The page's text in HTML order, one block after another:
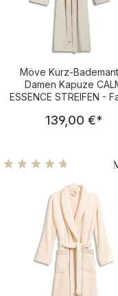
Möve Kurz-
Damen Kapuze
ESSENCE STREIFEN -
139,00 €*
Durchschnittliche